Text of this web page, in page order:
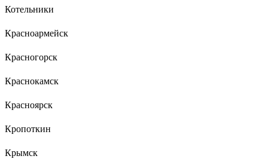
Котельники
Красноармейск
Красногорск
Краснокамск
Красноярск
Кропоткин
Крымск